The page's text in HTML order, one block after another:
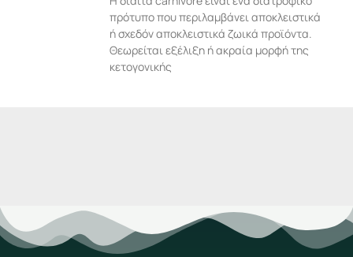
πρότυπο που περιλαμβάνει αποκλειστικά
ή σχεδόν αποκλειστικά ζωικά προϊόντα.
Θεωρείται εξέλιξη ή ακραία μορφή της
κετογονικής